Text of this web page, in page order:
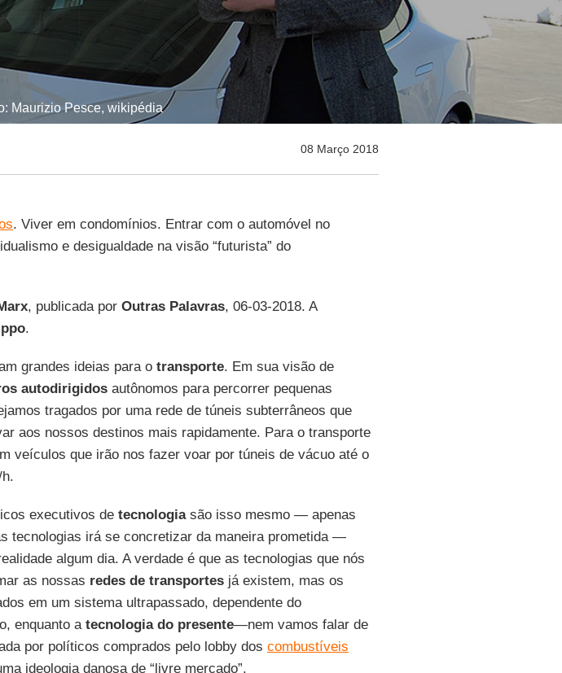
Maurizio Pesce, wikipédia
08 Março 2018
. Viver em condomínios. Entrar com o automóvel no
e desigualdade na visão “futurista” do
, publicada por Outras Palavras, 06-03-2018. A
.
grandes ideias para otransporte. Em sua visão de
autodirigidosautônomos para percorrer pequenas
tragados por uma rede de túneis subterrâneos que
aos nossos destinos mais rapidamente. Para o transporte
veículos que irão nos fazer voar por túneis de vácuo até o
executivos de tecnologiasão isso mesmo — apenas
tecnologias irá se concretizar da maneira prometida —
algum dia. A verdade é que as tecnologias que nós
as nossas redes de transportesjá existem, mas os
em um sistema ultrapassado, dependente do
enquanto a tecnologia do presente—nem vamos falar de
por políticos comprados pelo lobby dos combustíveis
ideologia danosa de “livre mercado”.